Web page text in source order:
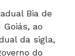
Bia de
ao
da sigla,
do